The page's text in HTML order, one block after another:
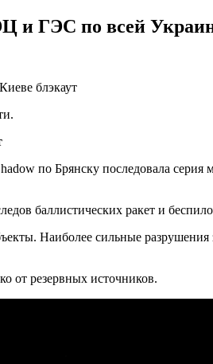
ГЭС по всей
по Брянску последовала
баллистических ракет и
Наиболее сильные
от резервных источников.